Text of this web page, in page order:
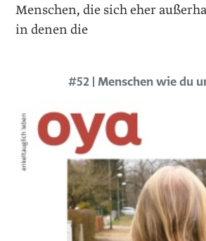
Menschen, die sich eher
in denen die
#52 | Menschen wie du